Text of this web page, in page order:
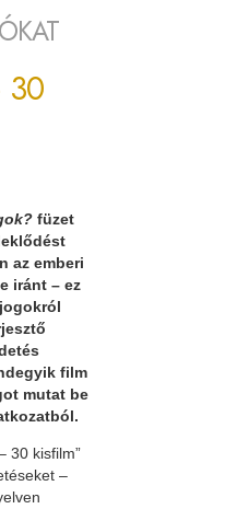
30
füzet
az emberi
iránt – ez
film
mutat be
30 kisfilm”
–